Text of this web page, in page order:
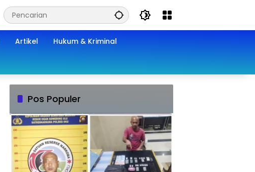
Artikel Hukum & Kriminal
Pos Populer